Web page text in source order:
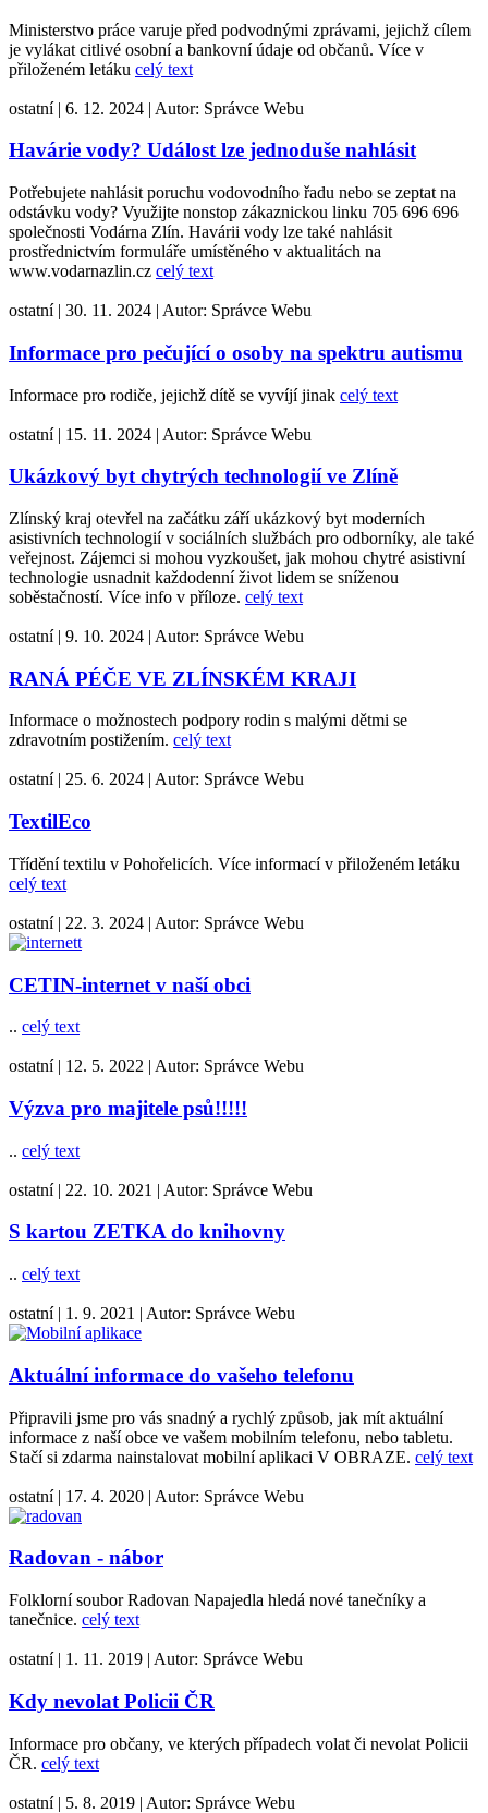
Ministerstvo práce varuje před podvodnými zprávami, jejichž cílem
je vylákat citlivé osobní a bankovní údaje od občanů. Více v
přiloženém letáku celý text
ostatní | 6. 12. 2024 | Autor: Správce Webu
Havárie vody? Událost lze jednoduše nahlásit
Potřebujete nahlásit poruchu vodovodního řadu nebo se zeptat na
odstávku vody? Využijte nonstop zákaznickou linku 705 696 696
společnosti Vodárna Zlín. Havárii vody lze také nahlásit
prostřednictvím formuláře umístěného v aktualitách na
www.vodarnazlin.cz celý text
ostatní | 30. 11. 2024 | Autor: Správce Webu
Informace pro pečující o osoby na spektru autismu
Informace pro rodiče, jejichž dítě se vyvíjí jinak celý text
ostatní | 15. 11. 2024 | Autor: Správce Webu
Ukázkový byt chytrých technologií ve Zlíně
Zlínský kraj otevřel na začátku září ukázkový byt moderních
asistivních technologií v sociálních službách pro odborníky, ale také
veřejnost. Zájemci si mohou vyzkoušet, jak mohou chytré asistivní
technologie usnadnit každodenní život lidem se sníženou
soběstačností. Více info v příloze. celý text
ostatní | 9. 10. 2024 | Autor: Správce Webu
RANÁ PÉČE VE ZLÍNSKÉM KRAJI
Informace o možnostech podpory rodin s malými dětmi se
zdravotním postižením. celý text
ostatní | 25. 6. 2024 | Autor: Správce Webu
TextilEco
Třídění textilu v Pohořelicích. Více informací v přiloženém letáku
celý text
ostatní | 22. 3. 2024 | Autor: Správce Webu
CETIN-internet v naší obci
.. celý text
ostatní | 12. 5. 2022 | Autor: Správce Webu
Výzva pro majitele psů!!!!!
.. celý text
ostatní | 22. 10. 2021 | Autor: Správce Webu
S kartou ZETKA do knihovny
.. celý text
ostatní | 1. 9. 2021 | Autor: Správce Webu
Aktuální informace do vašeho telefonu
Připravili jsme pro vás snadný a rychlý způsob, jak mít aktuální
informace z naší obce ve vašem mobilním telefonu, nebo tabletu.
Stačí si zdarma nainstalovat mobilní aplikaci V OBRAZE. celý text
ostatní | 17. 4. 2020 | Autor: Správce Webu
Radovan - nábor
Folklorní soubor Radovan Napajedla hledá nové tanečníky a
tanečnice. celý text
ostatní | 1. 11. 2019 | Autor: Správce Webu
Kdy nevolat Policii ČR
Informace pro občany, ve kterých případech volat či nevolat Policii
ČR. celý text
ostatní | 5. 8. 2019 | Autor: Správce Webu